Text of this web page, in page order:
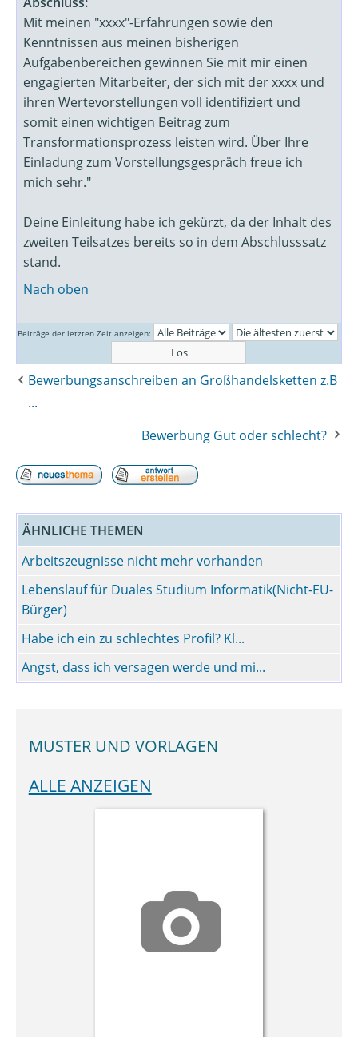
Mit meinen "xxxx"-Erfahrungen sowie den
Kenntnissen aus meinen bisherigen
Aufgabenbereichen gewinnen Sie mit mir einen
engagierten Mitarbeiter, der sich mit der xxxx und
ihren Wertevorstellungen voll identifiziert und
somit einen wichtigen Beitrag zum
Transformationsprozess leisten wird. Über Ihre
Einladung zum Vorstellungsgespräch freue ich
mich sehr."
Deine Einleitung habe ich gekürzt, da der Inhalt des
zweiten Teilsatzes bereits so in dem Abschlusssatz
stand.
Nach oben
Beiträge der letzten Zeit anzeigen:
Bewerbungsanschreiben an Großhandelsketten z.B
...
Bewerbung Gut oder schlecht?
ÄHNLICHE THEMEN
Arbeitszeugnisse nicht mehr vorhanden
Lebenslauf für Duales Studium Informatik(Nicht-EU-
Bürger)
Habe ich ein zu schlechtes Profil? Kl...
Angst, dass ich versagen werde und mi...
MUSTER UND VORLAGEN
ALLE ANZEIGEN